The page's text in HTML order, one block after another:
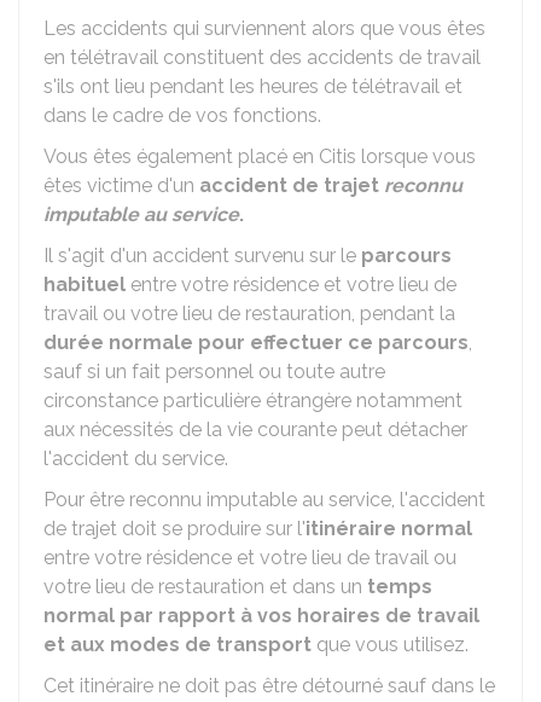
Les accidents qui surviennent alors que vous êtes
en télétravail constituent des accidents de travail
s'ils ont lieu pendant les heures de télétravail et
dans le cadre de vos fonctions.
Vous êtes également placé en Citis lorsque vous
êtes victime d'un accident de trajet reconnu
imputable au service.
Il s'agit d'un accident survenu sur le parcours
habituel entre votre résidence et votre lieu de
travail ou votre lieu de restauration, pendant la
durée normale pour effectuer ce parcours,
sauf si un fait personnel ou toute autre
circonstance particulière étrangère notamment
aux nécessités de la vie courante peut détacher
l'accident du service.
Pour être reconnu imputable au service, l'accident
de trajet doit se produire sur l'itinéraire normal
entre votre résidence et votre lieu de travail ou
votre lieu de restauration et dans un temps
normal par rapport à vos horaires de travail
et aux modes de transport que vous utilisez.
Cet itinéraire ne doit pas être détourné sauf dans le